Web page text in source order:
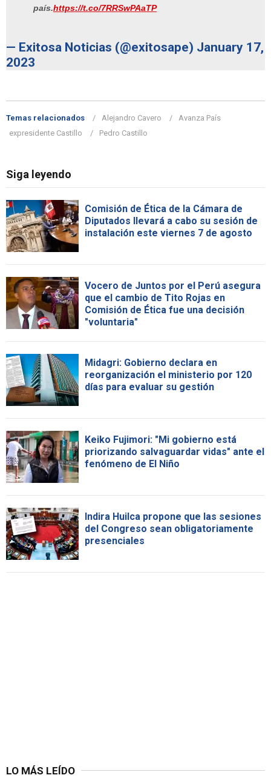
país.https://t.co/7RRSwPAaTP
— Exitosa Noticias (@exitosape) January 17,
2023
Temas relacionados Alejandro Cavero
Avanza País
expresidente Castillo
Pedro Castillo
Siga leyendo
Comisión de Ética de la Cámara de
Diputados llevará a cabo su sesión de
instalación este viernes 7 de agosto
Vocero de Juntos por el Perú asegura
que el cambio de Tito Rojas en
Comisión de Ética fue una decisión
"voluntaria"
Midagri: Gobierno declara en
reorganización el ministerio por 120
días para evaluar su gestión
Keiko Fujimori: "Mi gobierno está
priorizando salvaguardar vidas" ante el
fenómeno de El Niño
Indira Huilca propone que las sesiones
del Congreso sean obligatoriamente
presenciales
LO MÁS LEÍDO